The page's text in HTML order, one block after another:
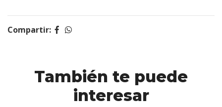
Compartir:
También te puede
interesar